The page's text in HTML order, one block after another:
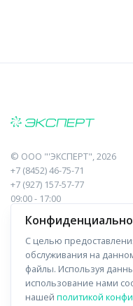
© ООО "'ЭКСПЕРТ", 2026
+7 (8452) 46-75-71
+7 (927) 157-57-77
09:00 - 17:00
410017, Саратов, Пугачева,
Навигация
Прайс-лист
Отзывы
С целью
обслуживания на
файлы. Используя
использование нами
нашей политикой